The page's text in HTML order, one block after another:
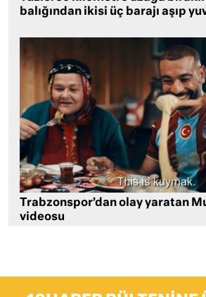
balığından ikisi üç barajı aşıp
Trabzonspor’dan olay yaratan
videosu